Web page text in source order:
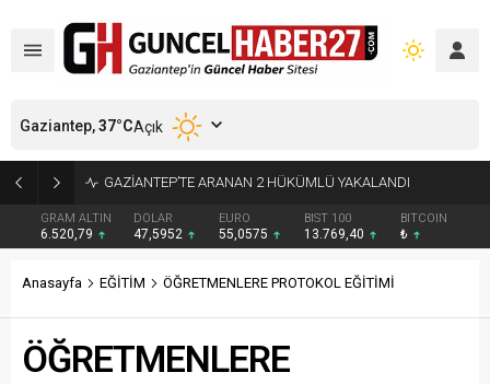
GAZİANTEP’Lİ İDİL CEYLİN YIRTAR DÜNYA İKİNCİSİ OLDU
GRAM ALTIN
6.520,79
DOLAR
47,5952
EURO
55,0575
BIST 100
13.769,40
BITCOIN
₺
Gaziantep,37°CAçık
Anasayfa EĞİTİM ÖĞRETMENLERE PROTOKOL EĞİTİMİ
ÖĞRETMENLERE